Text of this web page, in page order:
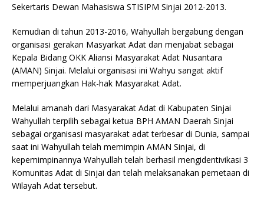
Sekertaris Dewan Mahasiswa STISIPM Sinjai 2012-2013.
Kemudian di tahun 2013-2016, Wahyullah bergabung dengan
organisasi gerakan Masyarkat Adat dan menjabat sebagai
Kepala Bidang OKK Aliansi Masyarakat Adat Nusantara
(AMAN) Sinjai. Melalui organisasi ini Wahyu sangat aktif
memperjuangkan Hak-hak Masyarakat Adat.
Melalui amanah dari Masyarakat Adat di Kabupaten Sinjai
Wahyullah terpilih sebagai ketua BPH AMAN Daerah Sinjai
sebagai organisasi masyarakat adat terbesar di Dunia, sampai
saat ini Wahyullah telah memimpin AMAN Sinjai, di
kepemimpinannya Wahyullah telah berhasil mengidentivikasi 3
Komunitas Adat di Sinjai dan telah melaksanakan pemetaan di
Wilayah Adat tersebut.